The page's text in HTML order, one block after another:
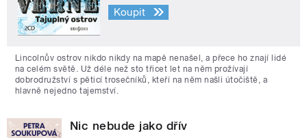
Koupit
Lincolnův ostrov nikdo nikdy na mapě nenašel, a přece ho znají lidé
na celém světě. Už déle než sto třicet let na něm prožívají
dobrodružství s pěticí trosečníků, kteří na něm našli útočiště, a
hlavně nejedno tajemství.
Nic nebude jako dřív